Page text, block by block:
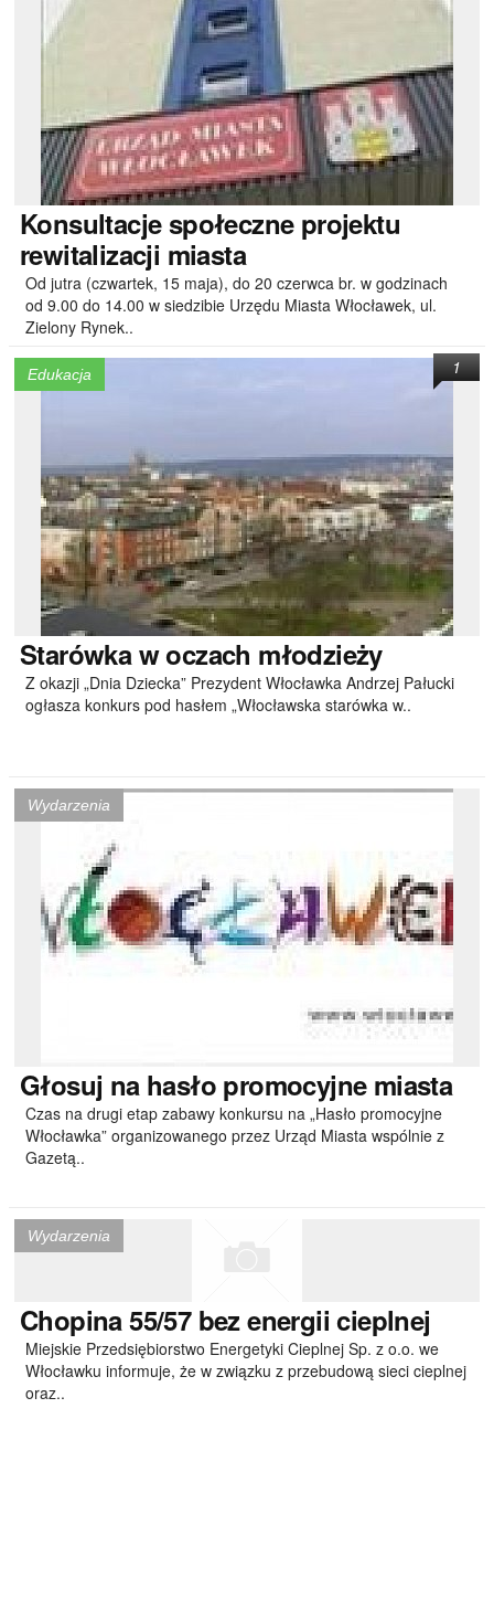
Konsultacjespołeczne projektu
rewitalizacji miasta
Od jutra (czwartek, 15 maja), do 20 czerwca br. w godzinach
od 9.00 do 14.00 w siedzibie Urzędu Miasta Włocławek, ul.
Zielony Rynek..
Edukacja
Starówkaw oczach młodzieży
Z okazji „Dnia Dziecka” Prezydent Włocławka Andrzej Pałucki
ogłasza konkurs pod hasłem „Włocławska starówka w..
1
Wydarzenia
Głosuj na hasło promocyjne miasta
Czas na drugi etap zabawy konkursu na „Hasło promocyjne
Włocławka” organizowanego przez Urząd Miasta wspólnie z
Gazetą..
Wydarzenia
Chopina55/57 bez energii cieplnej
Miejskie Przedsiębiorstwo Energetyki Cieplnej Sp. z o.o. we
Włocławku informuje, że w związku z przebudową sieci cieplnej
oraz..